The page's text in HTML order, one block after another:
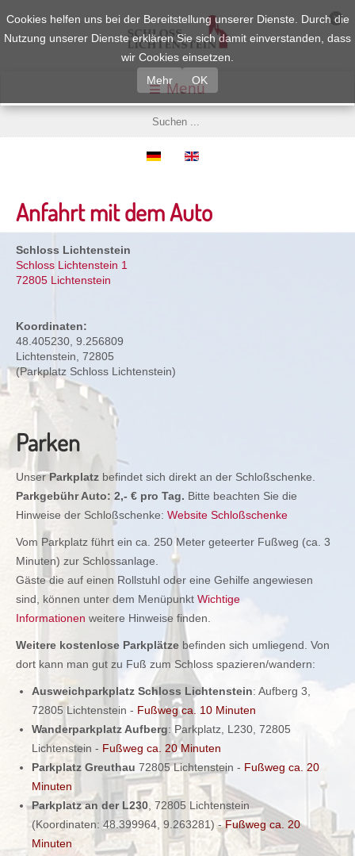
Cookies helfen uns bei der Bereitstellung unserer Dienste. Durch die
Nutzung unserer Dienste erklären Sie sich damit einverstanden, dass
wir Cookies einsetzen.
Mehr OK
Menü
Anfahrt mit dem Auto
Schloss Lichtenstein
Schloss Lichtenstein 1
72805 Lichtenstein
Koordinaten:
48.405230, 9.256809
Lichtenstein, 72805
(Parkplatz Schloss Lichtenstein)
Parken
UnserParkplatz befindet sich direkt an der Schloßschenke.
Parkgebühr Auto: 2,- € pro Tag. Bitte beachten Sie die
Hinweise der Schloßschenke: Website Schloßschenke
Vom Parkplatz führt ein ca. 250 Meter geteerter Fußweg (ca. 3
Minuten) zur Schlossanlage.
Gäste die auf einen Rollstuhl oder eine Gehilfe angewiesen
sind, können unter dem Menüpunkt Wichtige
Informationen weitere Hinweise finden.
Weitere kostenlose Parkplätze befinden sich umliegend. Von
dort kann man gut zu Fuß zum Schloss spazieren/wandern:
Ausweichparkplatz Schloss Lichtenstein: Aufberg 3,
72805 Lichtenstein - Fußweg ca. 10 Minuten
Wanderparkplatz Aufberg: Parkplatz, L230, 72805
Lichtenstein - Fußweg ca. 20 Minuten
Parkplatz Greuthau 72805 Lichtenstein - Fußweg ca. 20
Minuten
Parkplatz an der L230, 72805 Lichtenstein
(Koordinaten: 48.399964, 9.263281) -Fußweg ca. 20
Minuten